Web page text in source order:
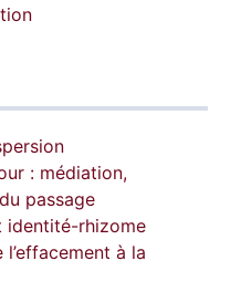
: médiation,
passage
identité-rhizome
à la